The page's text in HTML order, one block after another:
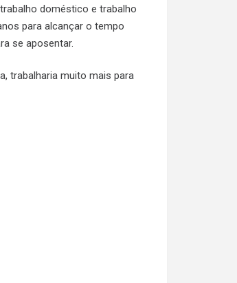
doméstico e trabalho
para alcançar o tempo
se aposentar.
trabalharia muito mais para